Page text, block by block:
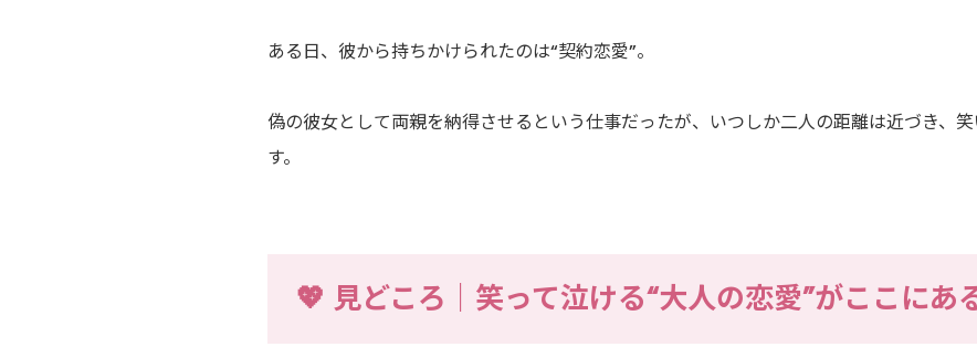
ある日、彼から持ちかけられたのは“契約恋愛”。
偽の彼女として両親を納得させるという仕事だったが、いつしか二人の距離は近づき、
す。
💖 見どころ｜笑って泣ける“大人の恋愛”がここにあ